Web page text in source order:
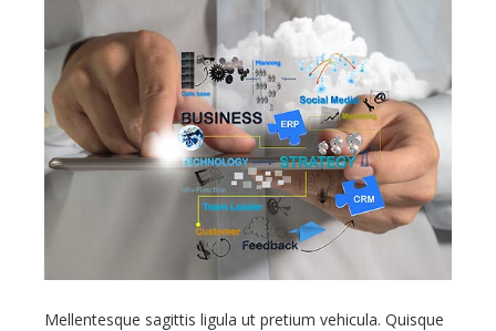
Mellentesque sagittis ligula ut pretium vehicula. Quisque